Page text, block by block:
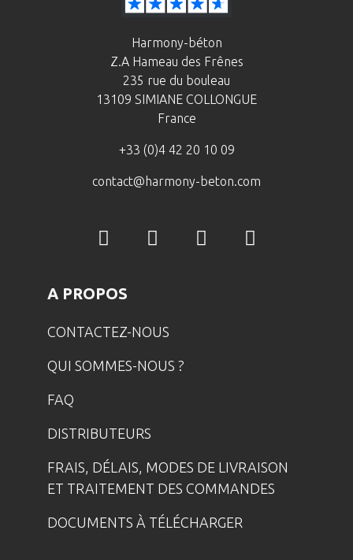
Harmony-béton
Z.A Hameau des Frênes
235 rue du bouleau
13109 SIMIANE COLLONGUE
France
+33 (0)4 42 20 10 09
contact@harmony-beton.com
A PROPOS
CONTACTEZ-NOUS
QUI SOMMES-NOUS ?
FAQ
DISTRIBUTEURS
FRAIS, DÉLAIS, MODES DE LIVRAISON
ET TRAITEMENT DES COMMANDES
DOCUMENTS À TÉLÉCHARGER